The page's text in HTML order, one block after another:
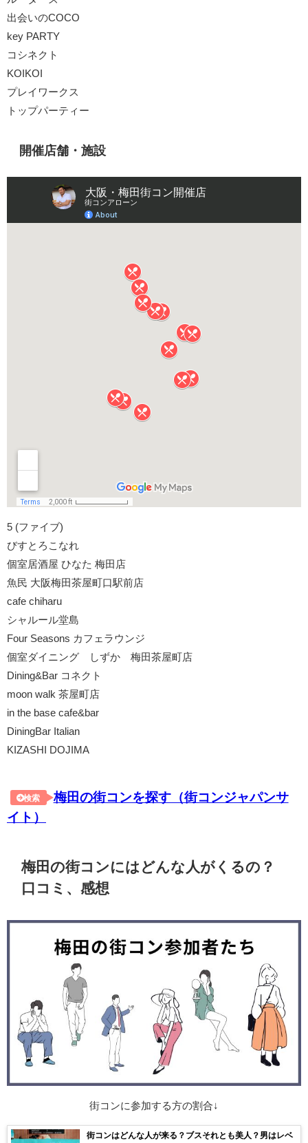
出会いのCOCO
key PARTY
コシネクト
KOIKOI
プレイワークス
トップパーティー
開催店舗・施設
5 (ファイブ)
びすとろこなれ
個室居酒屋 ひなた 梅田店
魚民 大阪梅田茶屋町口駅前店
cafe chiharu
シャルール堂島
Four Seasons カフェラウンジ
個室ダイニング しずか 梅田茶屋町店
Dining&Bar コネクト
moon walk 茶屋町店
in the base cafe&bar
DiningBar Italian
KIZASHI DOJIMA
検索
梅田の街コンを探す（街コンジャパンサ
イト）
梅田の街コンにはどんな人がくるの？
口コミ、感想
街コンに参加する方の割合↓
街コンはどんな人が来る？ブスそれとも美人？男はレベ